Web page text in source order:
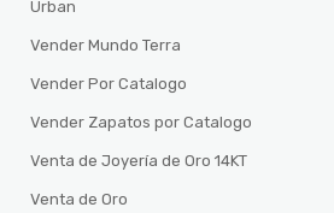
Urban
Vender Mundo Terra
Vender Por Catalogo
Vender Zapatos por Catalogo
Venta de Joyería de Oro 14KT
Venta de Oro